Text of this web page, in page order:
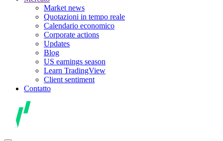
Market news
Quotazioni in tempo reale
Calendario economico
Corporate actions
Updates
Blog
US earnings season
Learn TradingView
Client sentiment
Contatto